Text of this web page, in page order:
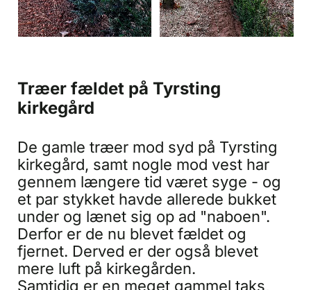
Træer fældet på Tyrsting
kirkegård
De gamle træer mod syd på Tyrsting
kirkegård, samt nogle mod vest har
gennem længere tid været syge - og
et par stykket havde allerede bukket
under og lænet sig op ad "naboen".
Derfor er de nu blevet fældet og
fjernet. Derved er der også blevet
mere luft på kirkegården.
Samtidig er en meget gammel taks,